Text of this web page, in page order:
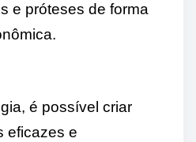
e próteses de forma
é possível criar
eficazes e